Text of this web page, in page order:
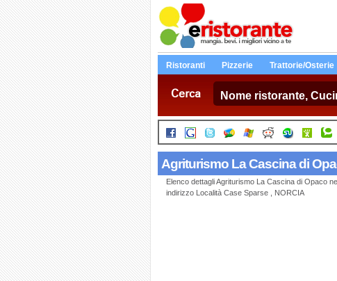
Ristoranti Pizzerie Trattorie/Osterie
Cerca
Agriturismo La Cascina di
Elenco dettagli Agriturismo La Cascina di Opaco
indirizzo Località Case Sparse , NORCIA